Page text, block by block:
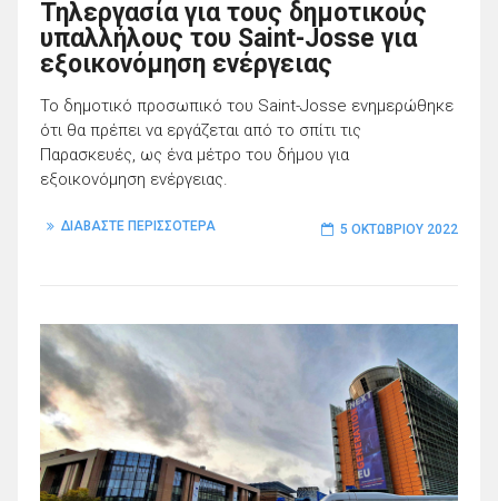
Τηλεργασία για τους δημοτικούς
υπαλλήλους του Saint-Josse για
εξοικονόμηση ενέργειας
Το δημοτικό προσωπικό του Saint-Josse ενημερώθηκε
ότι θα πρέπει να εργάζεται από το σπίτι τις
Παρασκευές, ως ένα μέτρο του δήμου για
εξοικονόμηση ενέργειας.
ΔΙΑΒΑΣΤΕ ΠΕΡΙΣΣΟΤΕΡΑ 5 ΟΚΤΩΒΡΊΟΥ 2022